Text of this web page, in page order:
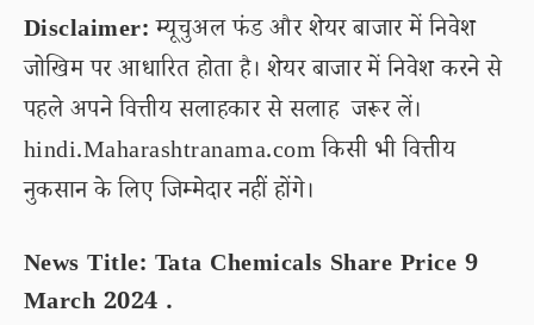
Disclaimer:म्यूचुअल फंड और शेयर बाजार में निवेश
जोखिम पर आधारित होता है। शेयर बाजार में निवेश करने से
पहले अपने वित्तीय सलाहकार से सलाह जरूर लें।
hindi.Maharashtranama.com किसी भी वित्तीय
नुकसान के लिए जिम्मेदार नहीं होंगे।
News Title: Tata Chemicals Share Price 9
March 2024 .